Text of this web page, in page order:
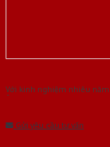
Với kinh nghiệm nhiêu
Âu.Chúng tôi tự tin là nhà
Gửi yêu cầu tư vấn